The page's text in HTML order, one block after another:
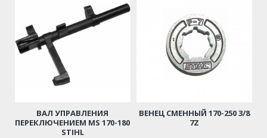
ВАЛ УПРАВЛЕНИЯ
ПЕРЕКЛЮЧЕНИЕМ MS 170-180
STIHL
ВЕНЕЦ СМЕННЫЙ 170-250 3/8
7Z